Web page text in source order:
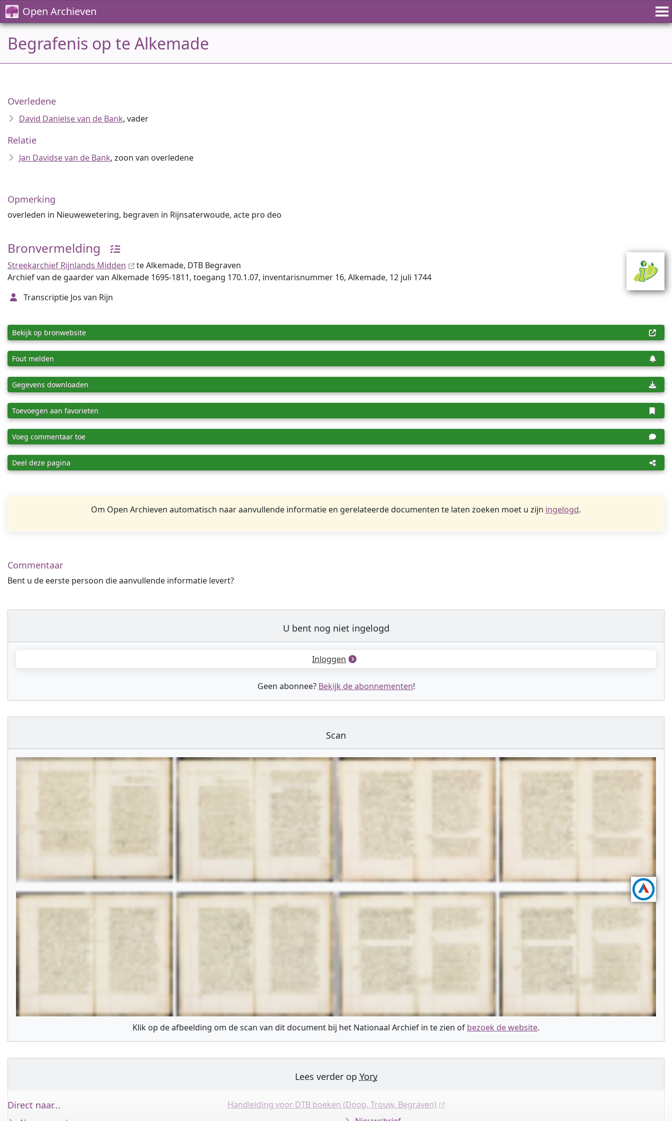
Open Archieven
Begrafenis op te Alkemade
Overledene
David Danielse van de Bank, vader
Relatie
Jan Davidse van de Bank, zoon van overledene
Opmerking
overleden in Nieuwewetering, begraven in Rijnsaterwoude, acte pro deo
Bronvermelding
Streekarchief Rijnlands Midden
te Alkemade, DTB Begraven
Archief van de gaarder van Alkemade 1695-1811, toegang 170.1.07, inventarisnummer 16, Alkemade, 12 juli 1744
Transcriptie Jos van Rijn
Bekijk op bronwebsite
Fout melden
Gegevens downloaden
Toevoegen aan favorieten
Voeg commentaar toe
Deel deze pagina
Om Open Archieven automatisch naar aanvullende informatie en gerelateerde documenten te laten zoeken moet u zijn ingelogd.
Commentaar
Bent u de eerste persoon die aanvullende informatie levert?
U bent nog niet ingelogd
Inloggen
Geen abonnee? Bekijk de abonnementen!
Scan
Klik op de afbeelding om de scan van dit document bij het Nationaal Archief in te zien of bezoek de website.
Lees verder op Yory
Handleiding voor DTB boeken (Doop, Trouw, Begraven)
Direct naar...